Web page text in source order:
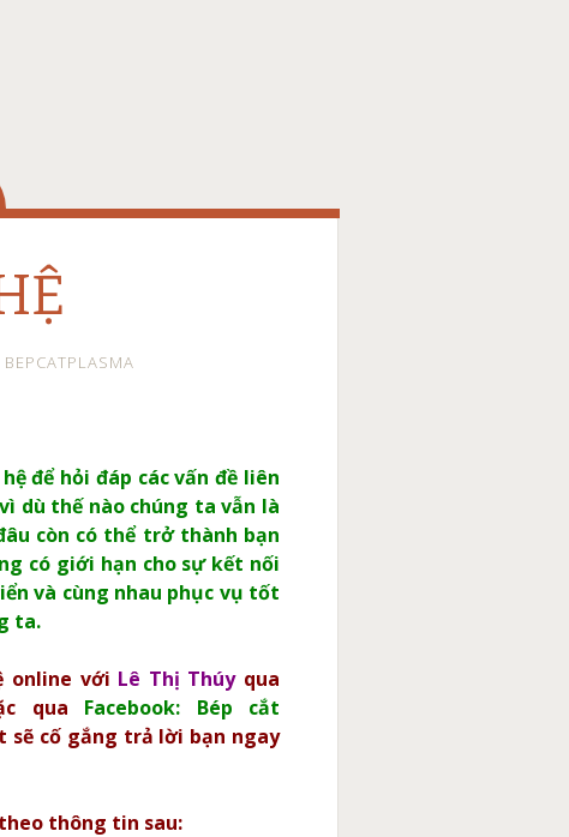
BEPCATPLASMA
để hỏi đáp các vấn đề liên
dù thế nào chúng ta vẫn là
còn có thể trở thành bạn
có giới hạn cho sự kết nối
và cùng nhau phục vụ tốt
ta.
online với Lê Thị Thúyqua
qua Facebook: Bép cắt
sẽ cố gắng trả lời bạn ngay
thông tin sau: